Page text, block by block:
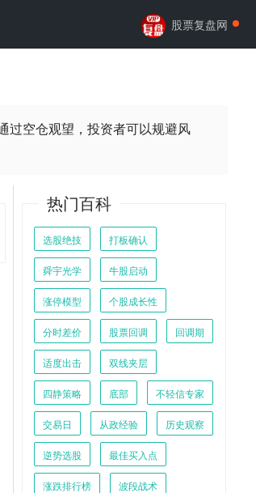
过空仓观望，投资者可以规避风
热门百科
选股绝技 打板确认
舜宇光学 牛股启动
涨停模型 个股成长性
分时差价 股票回调 回调期
适度出击 双线夹层
四静策略 底部 不轻信专家
交易日 从政经验 历史观察
逆势选股 最佳买入点
涨跌排行榜 波段战术
股票复盘网